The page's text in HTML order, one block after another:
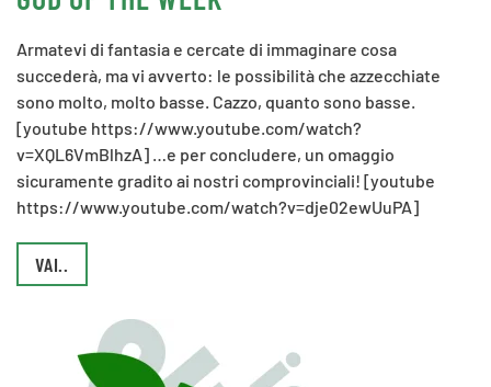
Armatevi di fantasia e cercate di immaginare cosa
succederà, ma vi avverto: le possibilità che azzecchiate
sono molto, molto basse. Cazzo, quanto sono basse.
[youtube https://www.youtube.com/watch?
v=XQL6VmBlhzA] …e per concludere, un omaggio
sicuramente gradito ai nostri comprovinciali! [youtube
https://www.youtube.com/watch?v=dje02ewUuPA]
VAI..